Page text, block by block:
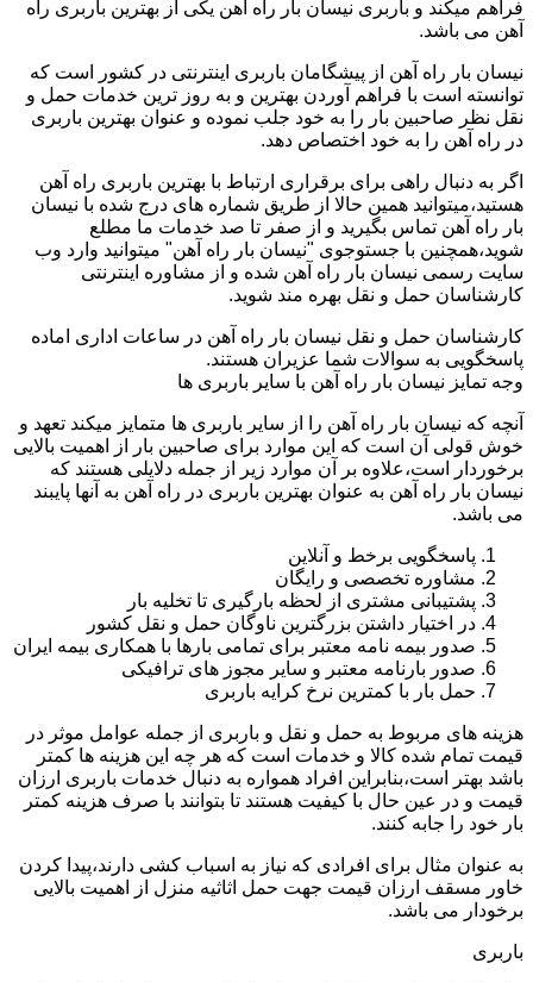
فراهم میکند و باربری نیسان بار راه آهن یکی از بهترین باربری راه
آهن می باشد.
نیسان بار راه آهن از پیشگامان باربری اینترنتی در کشور است که
توانسته است با فراهم آوردن بهترین و به روز ترین خدمات حمل و
نقل نظر صاحبین بار را به خود جلب نموده و عنوان بهترین باربری
در راه آهن را به خود اختصاص دهد.
اگر به دنبال راهی برای برقراری ارتباط با بهترین باربری راه آهن
هستید،میتوانید همین حالا از طریق شماره های درج شده با نیسان
بار راه آهن تماس بگیرید و از صفر تا صد خدمات ما مطلع
شوید،همچنین با جستوجوی "نیسان بار راه آهن" میتوانید وارد وب
سایت رسمی نیسان بار راه آهن شده و از مشاوره اینترنتی
کارشناسان حمل و نقل بهره مند شوید.
کارشناسان حمل و نقل نیسان بار راه آهن در ساعات اداری اماده
پاسخگویی به سوالات شما عزیران هستند.
وجه تمایز نیسان بار راه آهن با سایر باربری ها
آنچه که نیسان بار راه آهن را از سایر باربری ها متمایز میکند تعهد و
خوش قولی آن است که این موارد برای صاحبین بار از اهمیت بالایی
برخوردار است،علاوه بر آن موارد زیر از جمله دلایلی هستند که
نیسان بار راه آهن به عنوان بهترین باربری در راه آهن به آنها پایبند
می باشد.
پاسخگویی برخط و آنلاین
مشاوره تخصصی و رایگان
پشتیبانی مشتری از لحظه بارگیری تا تخلیه بار
در اختیار داشتن بزرگترین ناوگان حمل و نقل کشور
صدور بیمه نامه معتبر برای تمامی بارها با همکاری بیمه ایران
صدور بارنامه معتبر و سایر مجوز های ترافیکی
حمل بار با کمترین نرخ کرایه باربری
هزینه های مربوط به حمل و نقل و باربری از جمله عوامل موثر در
قیمت تمام شده کالا و خدمات است که هر چه این هزینه ها کمتر
باشد بهتر است،بنابراین افراد همواره به دنبال خدمات باربری ارزان
قیمت و در عین حال با کیفیت هستند تا بتوانند با صرف هزینه کمتر
بار خود را جابه کنند.
به عنوان مثال برای افرادی که نیاز به اسباب کشی دارند،پیدا کردن
خاور مسقف ارزان قیمت جهت حمل اثاثیه منزل از اهمیت بالایی
برخودار می باشد.
باربری